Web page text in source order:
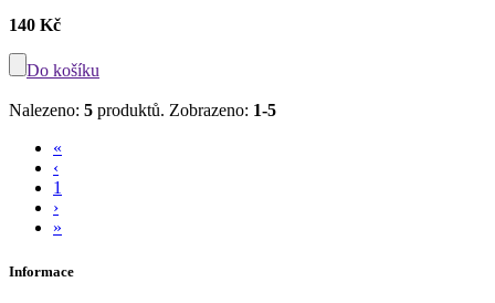
140 Kč
Do košíku
Nalezeno: 5 produktů. Zobrazeno: 1-5
«
‹
1
›
»
Informace